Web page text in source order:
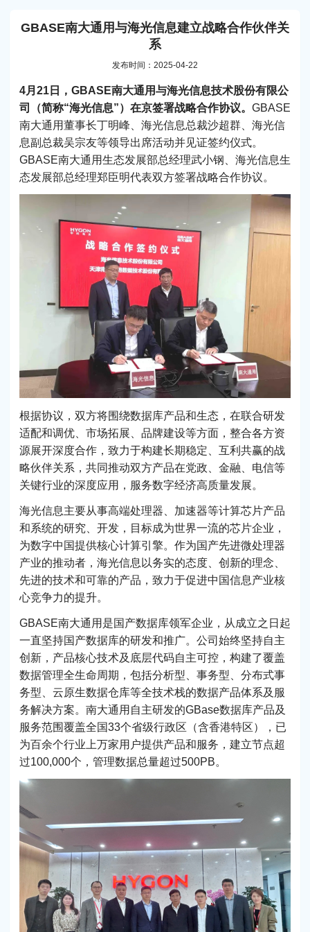
GBASE南大通用与海光信息建立战略合作伙伴关
系
发布时间：2025-04-22
4月21日，GBASE南大通用与海光信息技术股份有限公
司（简称“海光信息”）在京签署战略合作协议。 GBASE
南大通用董事长丁明峰、海光信息总裁沙超群、海光信
息副总裁吴宗友等领导出席活动并见证签约仪式。
GBASE南大通用生态发展部总经理武小钢、海光信息生
态发展部总经理郑臣明代表双方签署战略合作协议。
根据协议，双方将围绕数据库产品和生态，在联合研发
适配和调优、市场拓展、品牌建设等方面，整合各方资
源展开深度合作，致力于构建长期稳定、互利共赢的战
略伙伴关系，共同推动双方产品在党政、金融、电信等
关键行业的深度应用，服务数字经济高质量发展。
海光信息主要从事高端处理器、加速器等计算芯片产品
和系统的研究、开发，目标成为世界一流的芯片企业，
为数字中国提供核心计算引擎。作为国产先进微处理器
产业的推动者，海光信息以务实的态度、创新的理念、
先进的技术和可靠的产品，致力于促进中国信息产业核
心竞争力的提升。
GBASE南大通用是国产数据库领军企业，从成立之日起
一直坚持国产数据库的研发和推广。公司始终坚持自主
创新，产品核心技术及底层代码自主可控，构建了覆盖
数据管理全生命周期，包括分析型、事务型、分布式事
务型、云原生数据仓库等全技术栈的数据产品体系及服
务解决方案。南大通用自主研发的GBase数据库产品及
服务范围覆盖全国33个省级行政区（含香港特区），已
为百余个行业上万家用户提供产品和服务，建立节点超
过100,000个，管理数据总量超过500PB。